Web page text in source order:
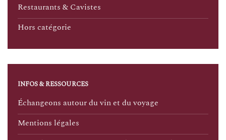
Restaurants & Cavistes
Hors catégorie
INFOS & RESSOURCES
Échangeons autour du vin et du voyage
Mentions légales